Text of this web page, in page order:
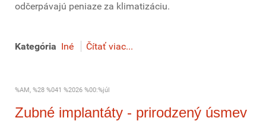
odčerpávajú peniaze za klimatizáciu.
Kategória Iné Čítať viac...
%AM, %28 %041 %2026 %00:%júl
Zubné implantáty - prirodzený úsmev